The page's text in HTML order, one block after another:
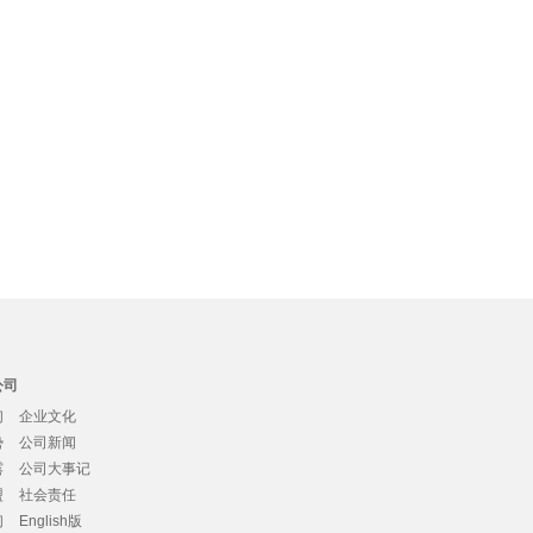
企业文化
公司新闻
公司大事记
社会责任
English版